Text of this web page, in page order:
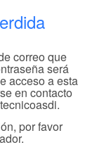
correo que
será
acceso a esta
en contacto
por favor